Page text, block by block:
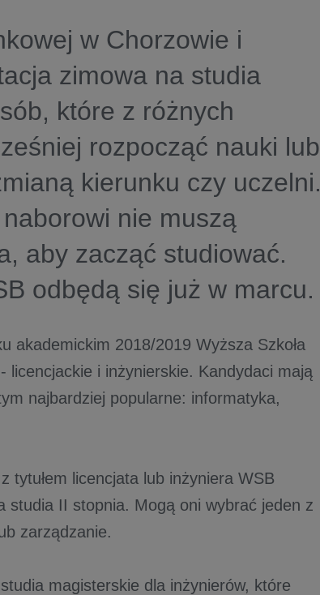
w Chorzowie i
zimowa na studia
które z różnych
rozpocząć nauki lub
kierunku czy uczelni.
nie muszą
aby zacząć studiować.
odbędą się już w marcu.
akademickim 2018/2019 Wyższa Szkoła
licencjackie i inżynierskie. Kandydaci mają
najbardziej popularne: informatyka,
tytułem licencjata lub inżyniera WSB
studia II stopnia. Mogą oni wybrać jeden z
zarządzanie.
magisterskie dla inżynierów, które